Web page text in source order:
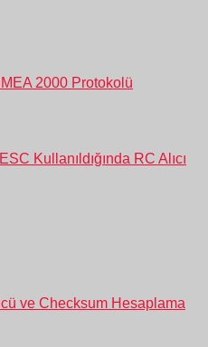
2000 Protokolü
ESC Kullanıldığında RC Alıcı
ve Checksum Hesaplama